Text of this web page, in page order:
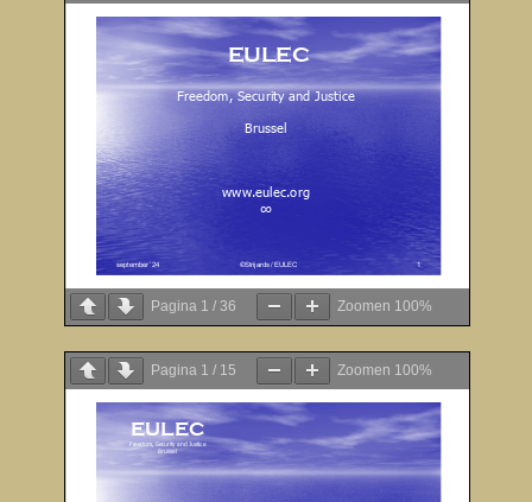
Pagina 1 / 36 Zoomen 100%
Pagina 1 / 15 Zoomen 100%